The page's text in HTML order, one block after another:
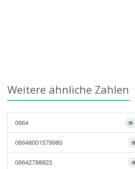
Weitere ähnliche Zahlen
0664
06648001579980
06642788823